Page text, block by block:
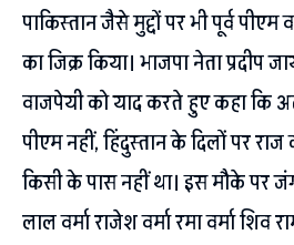
पाकिस्तान जैसे मुद्दों पर भी पूर्व
का जिक्र किया। भाजपा नेता प्रदीप
वाजपेयी को याद करते हुए कहा कि
पीएम नहीं, हिंदुस्तान के दिलों पर
किसी के पास नहीं था। इस मौके पर
लाल वर्मा राजेश वर्मा रमा वर्मा शिव